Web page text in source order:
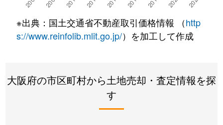
※出典：国土交通省不動産取引価格情報 （http
s://www.reinfolib.mlit.go.jp/）を加工して作成
大阪府の市区町村から土地売却・査定情報を探
す